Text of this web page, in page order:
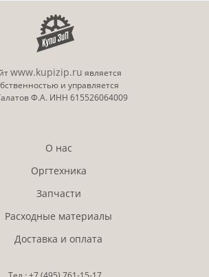
www.kupizip.ru является
и управляется
Ф.А. ИНН 615526064009
О нас
Оргтехника
Запчасти
Расходные материалы
Доставка и оплата